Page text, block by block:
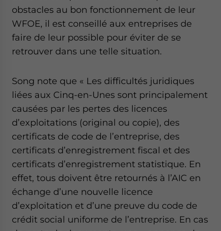
obstacles au bon fonctionnement de leur
WFOE, il est conseillé aux entreprises de
faire de leur possible pour éviter de se
retrouver dans une telle situation.
Song note que « Les difficultés juridiques
liées aux Cinq-en-Unes sont principalement
causées par les pertes des licences
d’exploitations (original ou copie), des
certificats de code de l’entreprise, des
certificats d’enregistrement fiscal et des
certificats d’enregistrement statistique. En
effet, tous doivent être retournés à l’AIC en
échange d’une nouvelle licence
d’exploitation et d’une preuve du code de
crédit social uniforme de l’entreprise. En cas